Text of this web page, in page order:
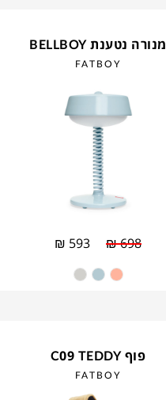
מנורה נטענת BELLBOY
FATBOY
₪698
₪ 593
פוף C09 TEDDY
FATBOY